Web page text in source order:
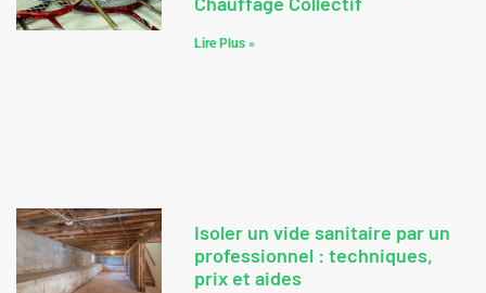
Lire Plus »
Isoler un vide sanitaire par un
professionnel : techniques,
prix et aides